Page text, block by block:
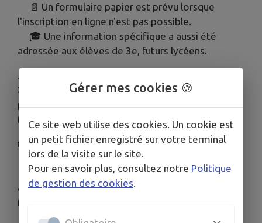
📄 Un formulaire papier est prévu lorsque
l'inscription en ligne n'est pas possible.
🎓 Une information spécifique a aussi été
adressée aux élèves de 3e, futurs lycéens.
❌ L'abonnement de transport scolaire ne
permet pas d'utiliser le réseau Grand Reims
Mobilités : bus, tramway, TAD et lignes express.
🚋 RÉSEAU GRAND REIMS MOBILITÉS
Bus – Tram – TAD – Lignes express
🎫 Pour utiliser le réseau urbain, il faut
acheter un titre MobiSchool ou un abonnement
MobiPass.
Gérer mes cookies 🍪
Ce site web utilise des cookies. Un cookie est
un petit fichier enregistré sur votre terminal
lors de la visite sur le site.
Pour en savoir plus, consultez notre Politique
de gestion des cookies